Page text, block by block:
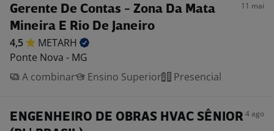
Gerente De Contas - Zona Da Mata
Mineira E Rio De Janeiro
11 mai
4,5
METARH
Ponte Nova - MG
A combinar
Ensino Superior Presencial
ENGENHEIRO DE OBRAS HVAC SÊNIOR 4 ago